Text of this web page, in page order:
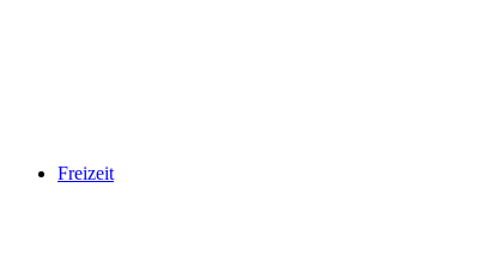
Freizeit